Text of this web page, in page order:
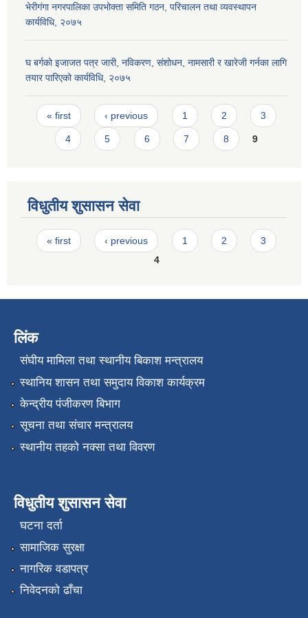
भेरीगंगा नगरपालिका उपभोक्ता समिति गठन, परिचालन तथा व्यवस्थापन
कार्यविधि, २०७५
घ बर्गको इजाजत पत्र जारी, नविकरण, संशोधन, नामसारी र खारेजी गर्नका लागि
तयार पारिएको कार्यविधि, २०७५
Pages
« first ‹ previous 1 2 3
4 5 6 7 8 9
विधुतीय शुसासन सेवा
Pages
« first ‹ previous 1 2
3
4
लिंक
संघीय मामिला तथा स्थानीय बिकाश मन्त्रालय
स्थानिय शासन तथा समुदाय विकाश कार्यक्रम
केन्द्रीय पंजीकरण बिभाग
सूचना तथा संचार मन्त्रालय
स्थानीय तहको नक्सा तथा विवरण
विधुतीय शुसासन सेवा
घटना दर्ता
सामाजिक सुरक्षा
नागरिक वडापत्र
निवेदनको ढाँचा